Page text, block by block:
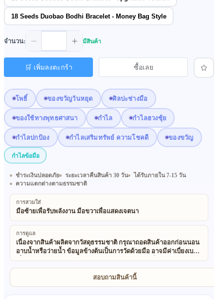
โพธิ์ ของขวัญวันหยุด ศิลปะช่างมือ
ของใช้ทางพุทธศาสนา กำไล กำไลฮวงซุ้ย
กำไลปกป้อง กำไลเสริมทรัพย์ ความโชคดี ของขวัญ
กำไลข้อมือ
18 Seeds Duobao Bodhi Bracelet - Money Bag Style
จำนวน: มีสินค้า
🛒 เพิ่มลงตะกร้า ซื้อเลย
ชำระเงินปลอดภัย ระยะเวลาคืนสินค้า 30 วัน
ได้รับภายใน 7-15 วัน
ความแตกต่างตามธรรมชาติ
การสวมใส่
มือซ้ายเพื่อรับพลังงาน มือขวาเพื่อแสดงเจตนา
การดูแล
เนื่องจากสินค้าผลิตจากวัสดุธรรมชาติ กรุณาถอดสินค้าออกก่อนนอน
อาบน้ำหรือว่ายน้ำ ข้อมูลข้างต้นเป็นการวัดด้วยมือ อาจมีค่าเบี่ยงเบน
เล็กน้อย (±0.5 ซม.) ขออภัยในความไม่สะดวก วัสดุที่ใช้ในสินค้า
ทั้งหมดของเราเป็นธรรมชาติและเป็นมิตรต่อสิ่งแวดล้อม 100% สินค้า
เหล่านี้เป็นงานทำมือและใช้วัสดุธรรมชาติ ดังนั้นอาจมีความไม่
สม่ำเสมอเล็กน้อย และเนื่องจากผลของแสงและการตั้งค่าจอ สีของ
สินค้าจริงอาจแตกต่างจากภาพเล็กน้อย
สอบถามสินค้านี้